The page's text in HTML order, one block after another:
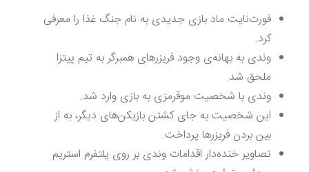
فورت‌‎نایت ماد بازی جدیدی به نام جنگ غذا را معرفی
کرد.
وندی به بهانه‌ی وجود فریزر‌های همبرگر به تیم پیتزا
ملحق شد.
وندی با شخصیت موقرمزی به بازی وارد شد.
این شخصیت به جای کشتن بازیکن‌های دیگر، به از
بین بردن فریزرها پرداخت.
تصاویر خنده‌دار اقدامات وندی بر روی پلتفرم استریم